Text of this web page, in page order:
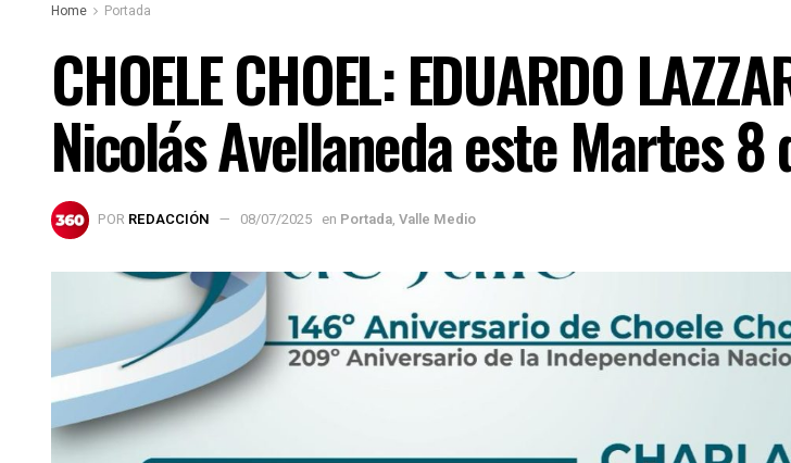
Home Portada
CHOELE CHOEL: EDUARDO
Nicolás Avellaneda este Martes 8
POR REDACCIÓN 08/07/2025 en Portada, Valle Medio